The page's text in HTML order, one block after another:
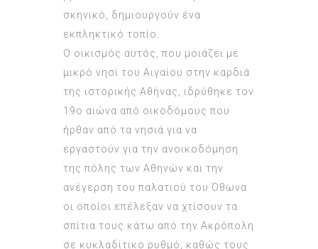
σκηνικό, δημιουργούν ένα
εκπληκτικό τοπίο.
Ο οικισμός αυτός, που μοιάζει με
μικρό νησί του Αιγαίου στην καρδιά
της ιστορικής Αθήνας, ιδρύθηκε τον
19ο αιώνα από οικοδόμους που
ήρθαν από τα νησιά για να
εργαστούν για την ανοικοδόμηση
της πόλης των Αθηνών και την
ανέγερση του παλατιού του Όθωνα
οι οποίοι επέλεξαν να χτίσουν τα
σπίτια τους κάτω από την Ακρόπολη
σε κυκλαδίτικο ρυθμό, καθώς τους